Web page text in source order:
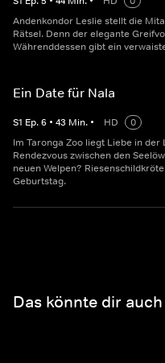
Andenkondor Leslie stellt die
Rätsel. Denn der elegante
Währenddessen gibt ein
Ein Date für Nala
S1 Ep.6 • 43 Min. • HD
0
Im Taronga Zoo liegt Liebe in
Rendezvous zwischen den
neuen Welpen?
Geburtstag.
Das könnte dir